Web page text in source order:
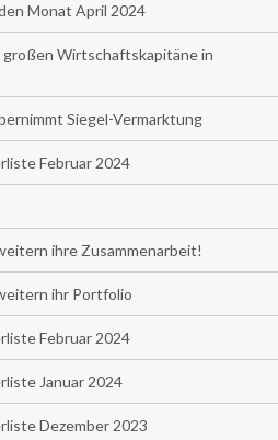
Monat April 2024
Wirtschaftskapitäne in
Siegel-Vermarktung
Februar 2024
ihre Zusammenarbeit!
ihr Portfolio
Februar 2024
Januar 2024
Dezember 2023